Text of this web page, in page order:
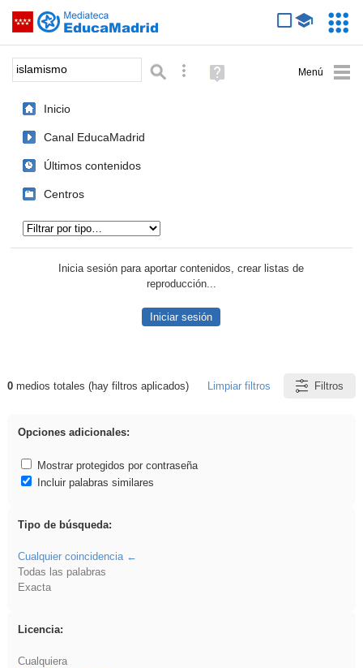
Saltar navegación
Palabra o frase: Búsqueda avanzada
Ayuda
(en
Inicio
Canal EducaMadrid
Últimos contenidos
Centros
Inicia sesión para aportar contenidos, crear listas de
reproducción...
Iniciar sesión
Resultados de: islamismo
0medios totales (hay filtros aplicados) Limpiar filtros Filtros
Opciones adicionales:
Mostrar protegidos por contraseña
Incluir palabras similares
Tipo de búsqueda:
Cualquier coincidencia
Todas las palabras
Exacta
Licencia:
Cualquiera